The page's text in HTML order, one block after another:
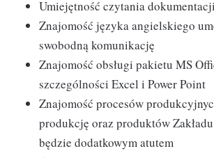
Umiejętność czytania
Znajomość języka angielskiego
swobodną komunikację
Znajomość obsługi pakietu MS
szczególności Excel i Power Point
Znajomość procesów
produkcję oraz produktów
będzie dodatkowym atutem